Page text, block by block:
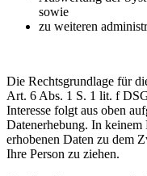
sowie
zu weiteren
Die Rechtsgrundlage für
Art. 6 Abs. 1 S. 1 lit. f
Interesse folgt aus oben
Datenerhebung. In
erhobenen Daten zu dem
Ihre Person zu ziehen.